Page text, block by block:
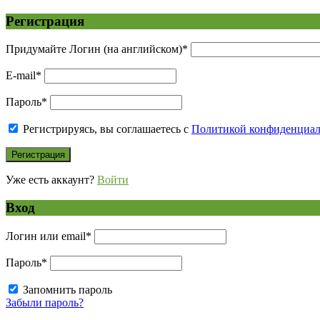
Регистрация
Придумайте Логин (на английском)*
E-mail*
Пароль*
Регистрируясь, вы соглашаетесь с Политикой
Уже есть аккаунт? Войти
Вход
Логин или email*
Пароль*
Запомнить пароль
Забыли пароль?